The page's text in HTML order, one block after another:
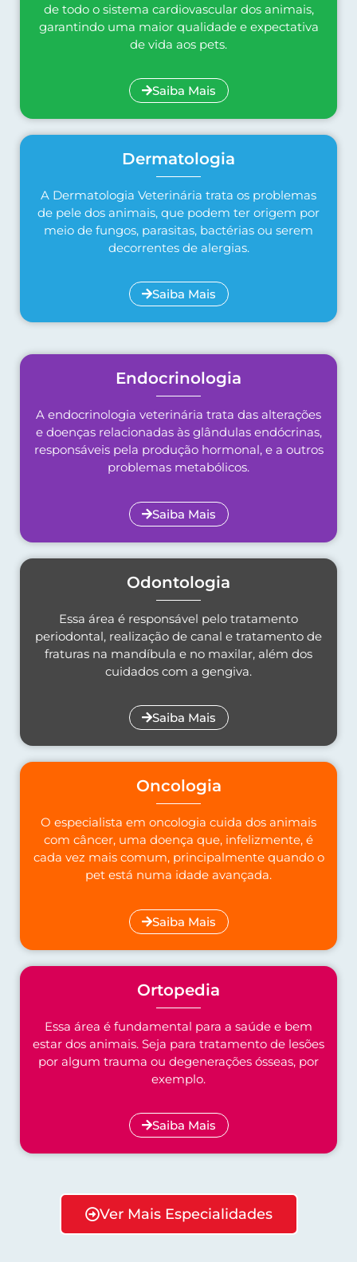
de todo o sistema cardiovascular dos animais,
garantindo uma maior qualidade e expectativa
de vida aos pets.
Saiba Mais
Dermatologia
A Dermatologia Veterinária trata os problemas
de pele dos animais, que podem ter origem por
meio de fungos, parasitas, bactérias ou serem
decorrentes de alergias.
Saiba Mais
Endocrinologia
A endocrinologia veterinária trata das alterações
e doenças relacionadas às glândulas endócrinas,
responsáveis pela produção hormonal, e a outros
problemas metabólicos.
Saiba Mais
Odontologia
Essa área é responsável pelo tratamento
periodontal, realização de canal e tratamento de
fraturas na mandíbula e no maxilar, além dos
cuidados com a gengiva.
Saiba Mais
Oncologia
O especialista em oncologia cuida dos animais
com câncer, uma doença que, infelizmente, é
cada vez mais comum, principalmente quando o
pet está numa idade avançada.
Saiba Mais
Ortopedia
Essa área é fundamental para a saúde e bem
estar dos animais. Seja para tratamento de lesões
por algum trauma ou degenerações ósseas, por
exemplo.
Saiba Mais
Ver Mais Especialidades